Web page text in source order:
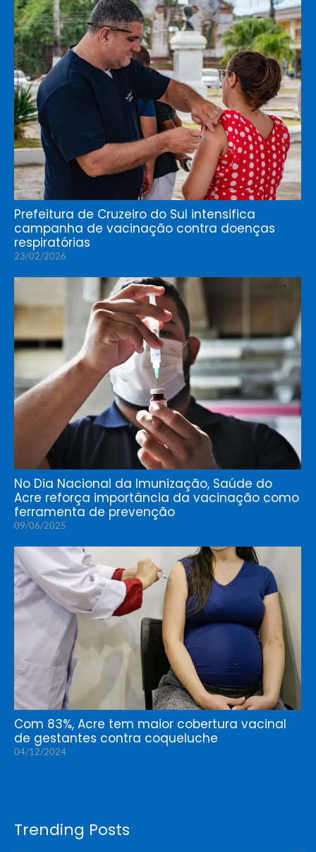
Prefeitura de Cruzeiro do Sul intensifica
campanha de vacinação contra doenças
respiratórias
23/02/2026
No Dia Nacional da Imunização, Saúde do
Acre reforça importância da vacinação como
ferramenta de prevenção
09/06/2025
Com 83%, Acre tem maior cobertura vacinal
de gestantes contra coqueluche
04/12/2024
Trending Posts